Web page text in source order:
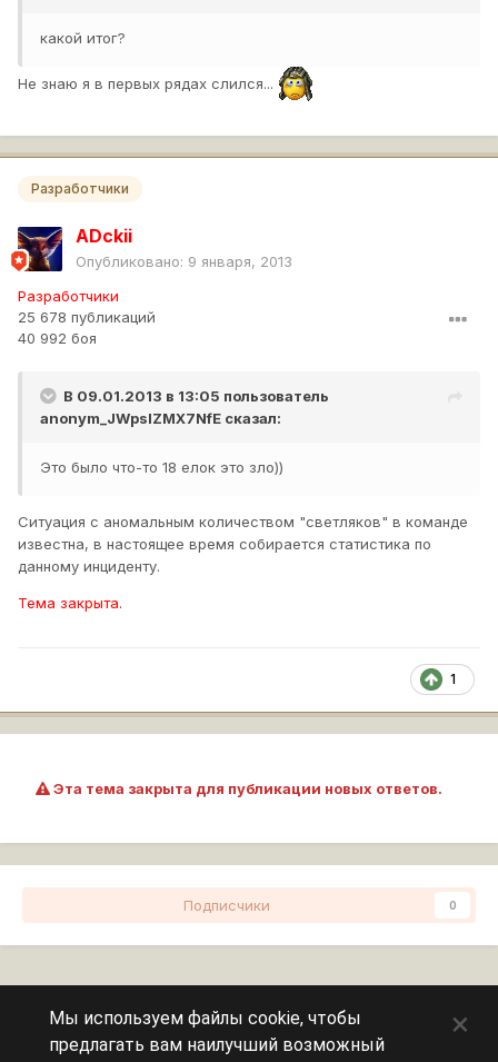
какой итог?
Не знаю я в первых рядах слился...
Разработчики
ADckii
Опубликовано: 9 января, 2013
Разработчики
25 678 публикаций
40 992 боя
В 09.01.2013 в 13:05 пользователь
anonym_JWpslZMX7NfE сказал:
Это было что-то 18 елок это зло))
Ситуация с аномальным количеством "светляков" в команде
известна, в настоящее время собирается статистика по
данному инциденту.
Тема закрыта.
1
Эта тема закрыта для публикации новых ответов.
Подписчики 0
Мы используем файлы cookie, чтобы
предлагать вам наилучший возможный
×